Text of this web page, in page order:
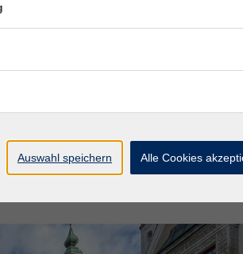
the historic city area, which is only
of twelve percent, so participation
Auswahl speichern Alle Cookies